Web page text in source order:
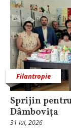
Filantropie
Sprijin
Dâmboviţa
31 Iul, 2026